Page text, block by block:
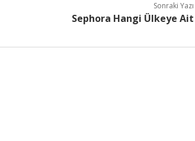
Sonraki Yazı
Sephora Hangi Ülkeye Ait